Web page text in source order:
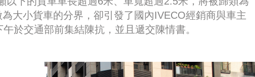
大小貨車的分界，卻引發了國內IVECO經銷商與車主
於交通部前集結陳抗，並且遞交陳情書。